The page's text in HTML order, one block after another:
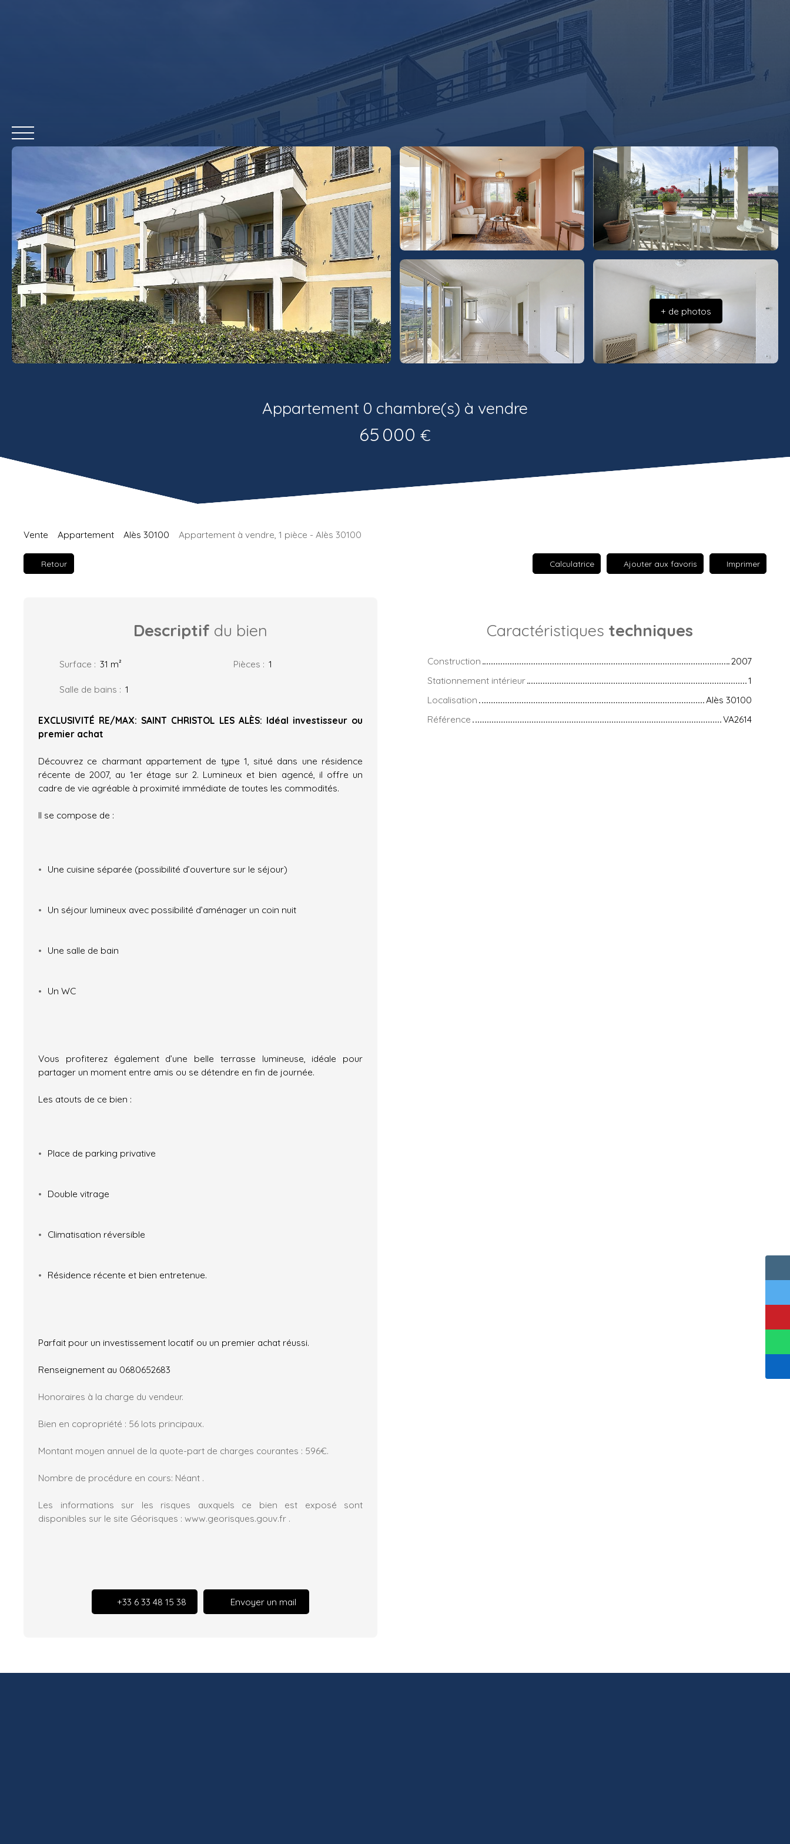
ACCUEIL ACHETER LOUER VENDRE REMAX COMMERCIAL REMAX COLLECTION NOTRE GROUPE CONTACT
Estimation Recrutement
+ de photos
Appartement 0 chambre(s) à vendre
65 000 €
Vente Appartement Alès 30100 Appartement à vendre, 1 pièce - Alès 30100
Retour Calculatrice Ajouter aux favoris Imprimer
Descriptif du bien
Surface : 31 m² Pièces : 1
Salle de bains : 1
EXCLUSIVITÉ RE/MAX: SAINT CHRISTOL LES ALÈS: Idéal investisseur ou
premier achat
Découvrez ce charmant appartement de type 1, situé dans une résidence
récente de 2007, au 1er étage sur 2. Lumineux et bien agencé, il offre un
cadre de vie agréable à proximité immédiate de toutes les commodités.
Il se compose de :
Une cuisine séparée (possibilité d’ouverture sur le séjour)
Un séjour lumineux avec possibilité d’aménager un coin nuit
Une salle de bain
Un WC
Vous profiterez également d’une belle terrasse lumineuse, idéale pour
partager un moment entre amis ou se détendre en fin de journée.
Les atouts de ce bien :
Place de parking privative
Double vitrage
Climatisation réversible
Résidence récente et bien entretenue.
Parfait pour un investissement locatif ou un premier achat réussi.
Renseignement au 0680652683
Honoraires à la charge du vendeur.
Bien en copropriété : 56 lots principaux.
Montant moyen annuel de la quote-part de charges courantes : 596€.
Nombre de procédure en cours: Néant .
Les informations sur les risques auxquels ce bien est exposé sont
disponibles sur le site Géorisques : www.georisques.gouv.fr .
+33 6 33 48 15 38 Envoyer un mail
Caractéristiques techniques
Construction
2007
Stationnement intérieur
1
Localisation
Alès 30100
Référence
VA2614